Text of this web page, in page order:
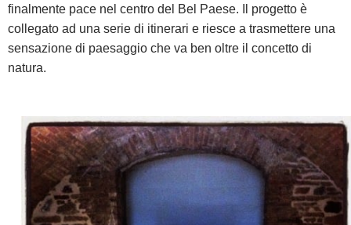
finalmente pace nel centro del Bel Paese. Il progetto è
collegato ad una serie di itinerari e riesce a trasmettere una
sensazione di paesaggio che va ben oltre il concetto di
natura.